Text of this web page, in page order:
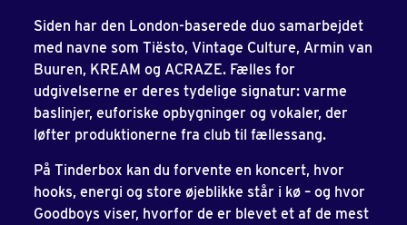
Siden har den London-baserede duo samarbejdet
med navne som Tiësto, Vintage Culture, Armin van
Buuren, KREAM og ACRAZE. Fælles for
udgivelserne er deres tydelige signatur: varme
baslinjer, euforiske opbygninger og vokaler, der
løfter produktionerne fra club til fællessang.
På Tinderbox kan du forvente en koncert, hvor
hooks, energi og store øjeblikke står i kø – og hvor
Goodboys viser, hvorfor de er blevet et af de mest